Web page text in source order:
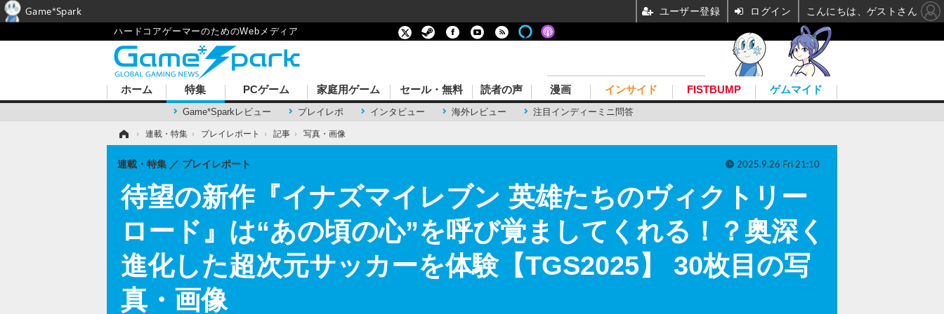
ハードコアゲーマーのためのWebメディア
ホーム 特集
Game*Sparkレビュー プレイレポ インタビュー 海外レビュー 注目インディーミニ問答
PCゲーム 家庭用ゲーム セール・無料 読者の声 漫画 インサイド FISTBUMP ゲムマイド
› 連載・特集 › プレイレポート › 記事 › 写真・画像
待望の新作『イナズマイレブン 英雄たちのヴィクトリー
ロード』は“あの頃の心”を呼び覚ましてくれる！？奥深く
進化した超次元サッカーを体験【TGS2025】 30枚目の写
真・画像
連載・特集 プレイレポート 2025.9.26 Fri 21:10
Game*Spark ユーザー登録 ログイン こんにちは、ゲストさん